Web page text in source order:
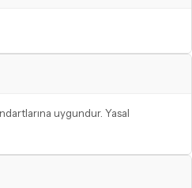
uygundur. Yasal